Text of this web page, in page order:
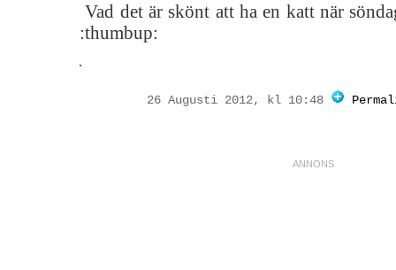
Vad det är skönt att ha en katt när
:thumbup:
26 Augusti 2012, kl 10:48